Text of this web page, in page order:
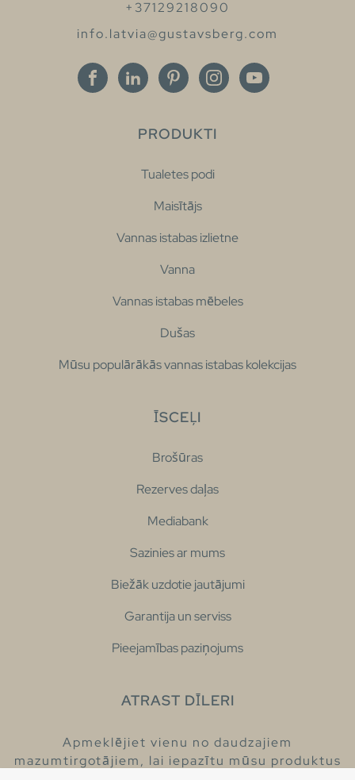
+37129218090
info.latvia@gustavsberg.com
PRODUKTI
Tualetes podi
Maisītājs
Vannas istabas izlietne
Vanna
Vannas istabas mēbeles
Dušas
Mūsu populārākās vannas istabas kolekcijas
ĪSCEĻI
Brošūras
Rezerves daļas
Mediabank
Sazinies ar mums
Biežāk uzdotie jautājumi
Garantija un serviss
Pieejamības paziņojums
ATRAST DĪLERI
Apmeklējiet vienu no daudzajiem
mazumtirgotājiem, lai iepazītu mūsu produktus